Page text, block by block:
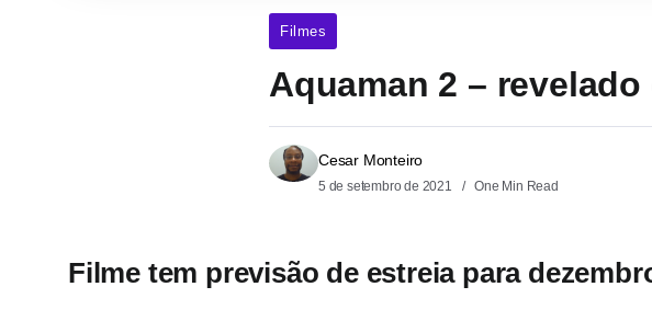
Filmes
Aquaman 2 –
Cesar Monteiro
5 de setembro de 2021 One Min Read
Filme tem previsão de estreia para